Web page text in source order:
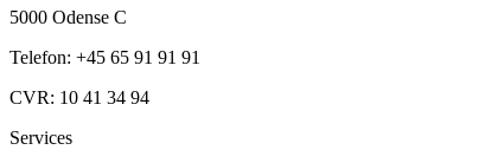
5000 Odense C
Telefon: +45 65 91 91 91
CVR: 10 41 34 94
Services